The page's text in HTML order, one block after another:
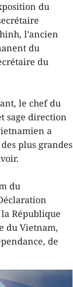
du
l’ancien
du
du
le chef du
sage direction
a
plus grandes
du
République
du Vietnam,
de